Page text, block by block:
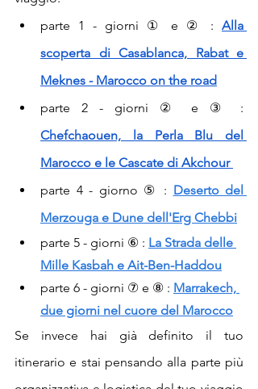
parte 1 - giorni ① e ② : Alla
scoperta di Casablanca, Rabat e
Meknes - Marocco on the road
Chefchaouen, la Perla Blu del
Marocco e le Cascate di Akchour
parte 4 - giorno ⑤ : Deserto del
Merzouga e Dune dell'Erg Chebbi
parte 5 - giorni ⑥ : La Strada delle
Mille Kasbah e Ait-Ben-Haddou
parte 6 - giorni ⑦ e ⑧ : Marrakech,
due giorni nel cuore del Marocco
Se invece hai già definito il tuo
itinerario e stai pensando alla parte più